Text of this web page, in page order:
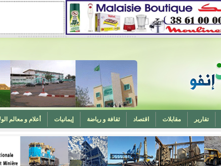
تقارير مقابلات اقتصاد ثقافة و رياضة إيمانيات أعلام و معالم
الميكانيكية من المغرب (تهنئة) ه وزارة الشؤون الإسلامية تدعو لتوحيد خطبة